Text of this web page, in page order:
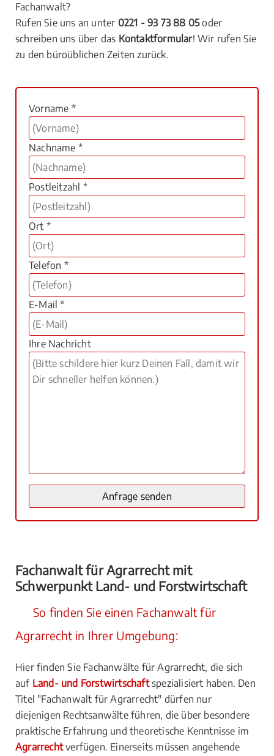
Fachanwalt?
Rufen Sie uns an unter 0221 - 93 73 88 05oder
schreiben uns über das Kontaktformular! Wir rufen Sie
zu den büroüblichen Zeiten zurück.
Vorname *
Nachname *
Postleitzahl *
Ort *
Telefon *
E-Mail *
Ihre Nachricht
Fachanwalt für Agrarrecht mit
Schwerpunkt Land- und Forstwirtschaft
So finden Sie einen Fachanwalt für
Agrarrecht in Ihrer Umgebung:
Hier finden Sie Fachanwälte für Agrarrecht, die sich
auf Land- und Forstwirtschaftspezialisiert haben. Den
Titel "Fachanwalt für Agrarrecht" dürfen nur
diejenigen Rechtsanwälte führen, die über besondere
praktische Erfahrung und theoretische Kenntnisse im
Agrarrechtverfügen. Einerseits müssen angehende